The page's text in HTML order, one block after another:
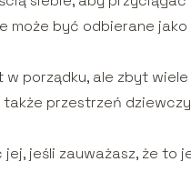
może być odbierane
porządku, ale zbyt
przestrzeń
jeśli zauważasz, że to